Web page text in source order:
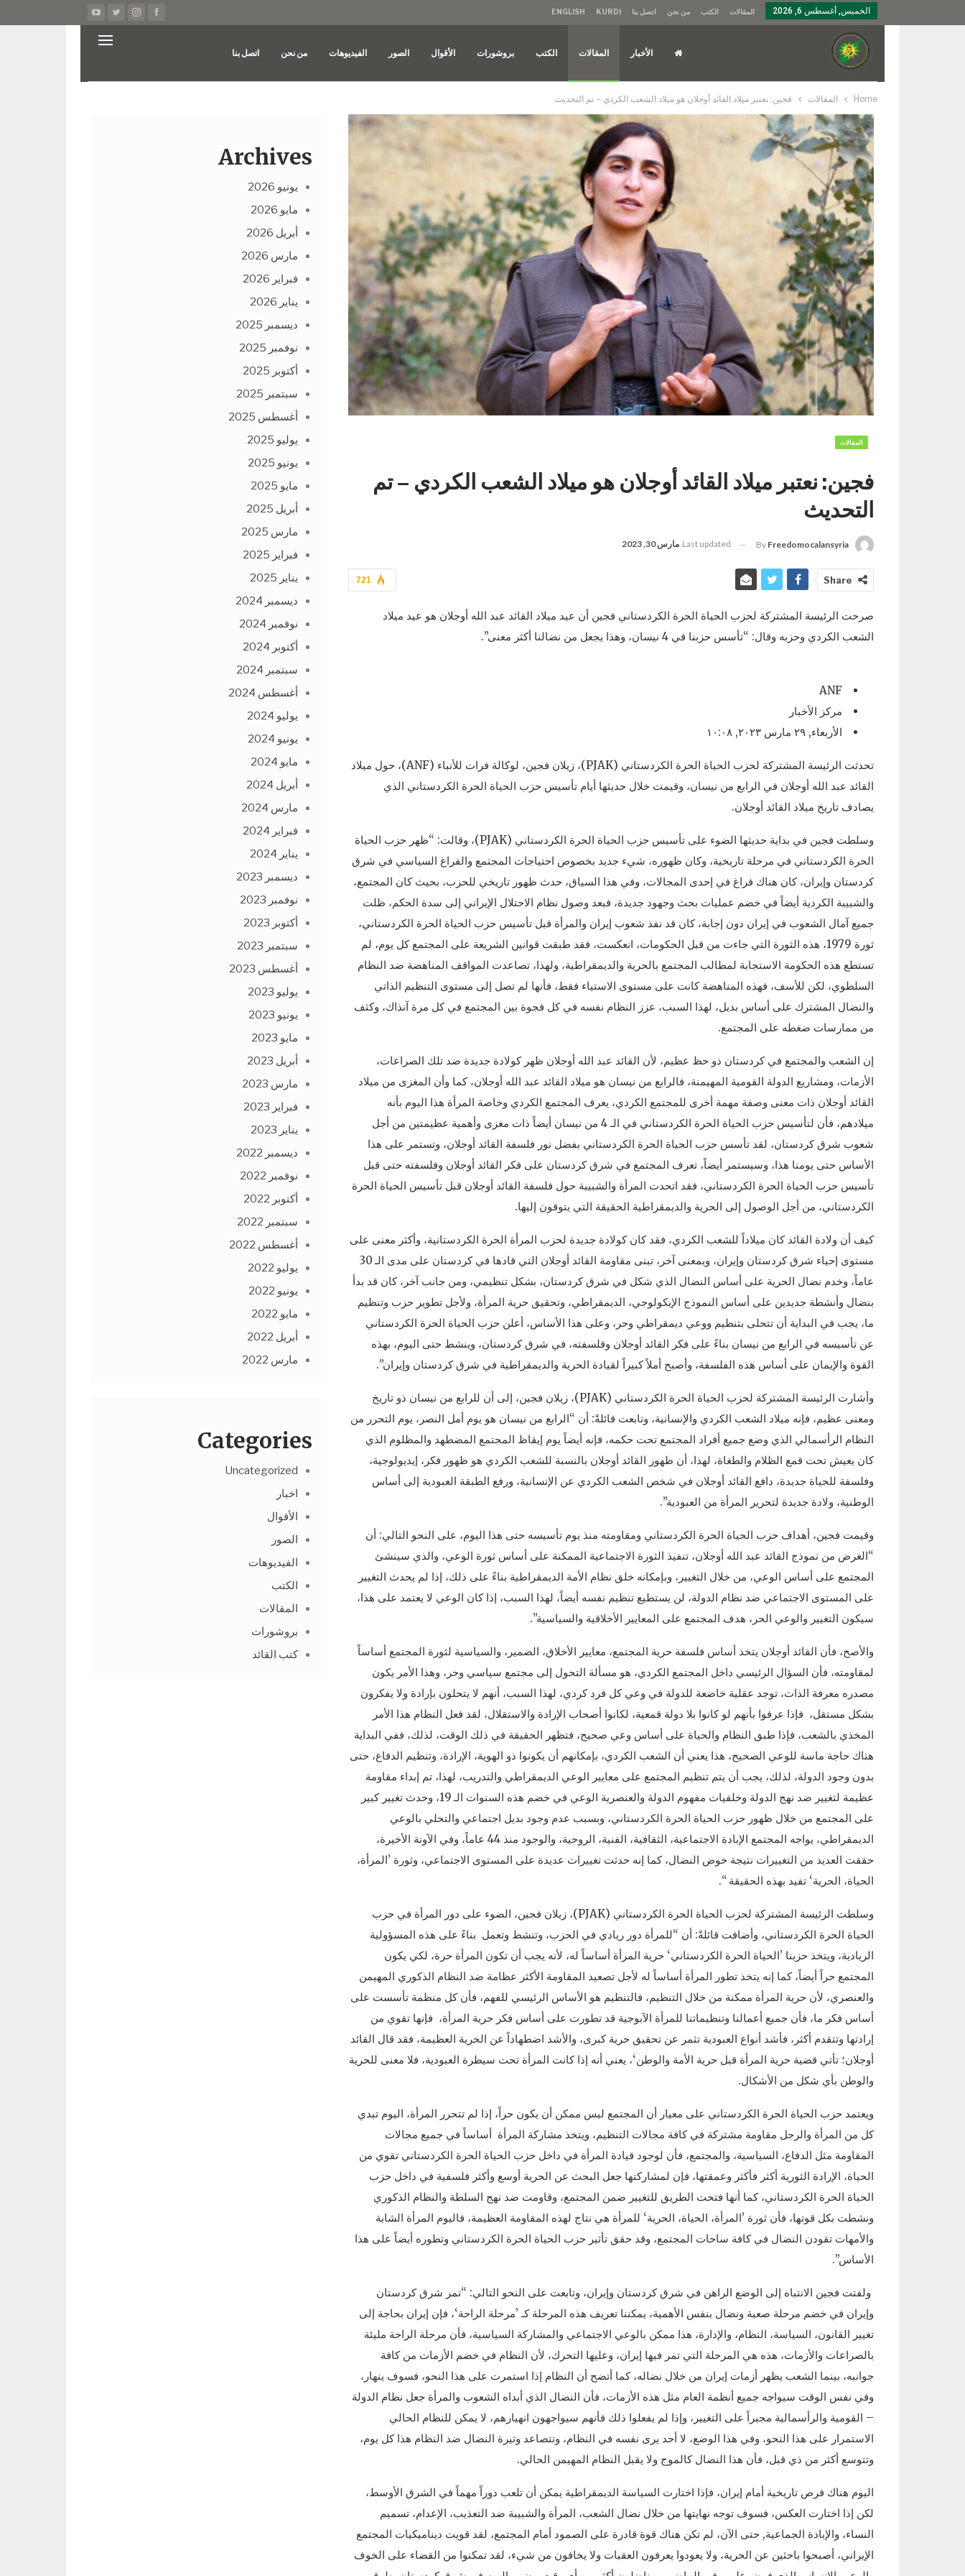
الخميس, أغسطس 6, 2026 المقالات الكتب من نحن اتصل بنا KURDI
ENGLISH
الأخبار المقالات الكتب بروشورات الأقوال الصور الفيديوهات من نحن اتصل بنا
Home المقالات فجين: نعتبر ميلاد القائد أوجلان هو ميلاد الشعب الكردي – تم التحديث
المقالات
فجين: نعتبر ميلاد القائد أوجلان هو ميلاد الشعب الكردي – تم
التحديث
By Freedomocalansyria
Last updated مارس 30, 2023
721 Share
صرحت الرئيسة المشتركة لحزب الحياة الحرة الكردستاني فجين أن عيد ميلاد القائد عبد الله أوجلان هو عيد ميلاد
الشعب الكردي وحزبه وقال: “تأسس حزبنا في 4 نيسان، وهذا يجعل من نضالنا أكثر معنى”.
مركز الأخبار
الأربعاء, ٢٩ مارس ٢٠٢٣, ١٠:٠٨
تحدثت الرئيسة المشتركة لحزب الحياة الحرة الكردستاني (PJAK)، زيلان فجين، لوكالة فرات للأنباء (ANF)، حول ميلاد
القائد عبد الله أوجلان في الرابع من نيسان، وقيمت خلال حديثها أيام تأسيس حزب الحياة الحرة الكردستاني الذي
يصادف تاريخ ميلاد القائد أوجلان.
وسلطت فجين في بداية حديثها الضوء على تأسيس حزب الحياة الحرة الكردستاني (PJAK)، وقالت: “ظهر حزب الحياة
الحرة الكردستاني في مرحلة تاريخية، وكان ظهوره، شيء جديد بخصوص احتياجات المجتمع والفراغ السياسي في شرق
كردستان وإيران، كان هناك فراغ في إحدى المجالات، وفي هذا السياق، حدث ظهور تاريخي للحزب، بحيث كان المجتمع،
والشبيبة الكردية أيضاً في خضم عمليات بحث وجهود جديدة، فبعد وصول نظام الاحتلال الإيراني إلى سدة الحكم، ظلت
جميع آمال الشعوب في إيران دون إجابة، كان قد نفذ شعوب إيران والمرأة قبل تأسيس حزب الحياة الحرة الكردستاني،
ثورة 1979، هذه الثورة التي جاءت من قبل الحكومات، انعكست، فقد طبقت قوانين الشريعة على المجتمع كل يوم، لم
تستطع هذه الحكومة الاستجابة لمطالب المجتمع بالحرية والديمقراطية، ولهذا، تصاعدت المواقف المناهضة ضد النظام
السلطوي، لكن للأسف، فهذه المناهضة كانت على مستوى الاستياء فقط، فأنها لم تصل إلى مستوى التنظيم الذاتي
والنضال المشترك على أساس بديل، لهذا السبب، عزز النظام نفسه في كل فجوة بين المجتمع في كل مرة آنذاك، وكثف
من ممارسات ضغطه على المجتمع.
إن الشعب والمجتمع في كردستان ذو حظ عظيم، لأن القائد عبد الله أوجلان ظهر كولادة جديدة ضد تلك الصراعات،
الأزمات، ومشاريع الدولة القومية المهيمنة، فالرابع من نيسان هو ميلاد القائد عبد الله أوجلان، كما وأن المغزى من ميلاد
القائد أوجلان ذات معنى وصفة مهمة أخرى للمجتمع الكردي، يعرف المجتمع الكردي وخاصة المرأة هذا اليوم بأنه
ميلادهم، فأن لتأسيس حزب الحياة الحرة الكردستاني في الـ 4 من نيسان أيضاً ذات مغزى وأهمية عظيمتين من أجل
شعوب شرق كردستان، لقد تأسس حزب الحياة الحرة الكردستاني بفضل نور فلسفة القائد أوجلان، وتستمر على هذا
الأساس حتى يومنا هذا، وسيستمر أيضاً، تعرف المجتمع في شرق كردستان على فكر القائد أوجلان وفلسفته حتى قبل
تأسيس حزب الحياة الحرة الكردستاني، فقد اتحدت المرأة والشبيبة حول فلسفة القائد أوجلان قبل تأسيس الحياة الحرة
الكردستاني، من أجل الوصول إلى الحرية والديمقراطية الحقيقة التي يتوقون إليها.
كيف أن ولادة القائد كان ميلاداً للشعب الكردي، فقد كان كولادة جديدة لحزب المرأة الحرة الكردستانية، وأكثر معنى على
مستوى إحياء شرق كردستان وإيران، وبمعنى آخر، تبنى مقاومة القائد أوجلان التي قادها في كردستان على مدى الـ 30
عاماً، وخدم نضال الحرية على أساس النضال الذي شكل في شرق كردستان، بشكل تنظيمي، ومن جانب آخر، كان قد بدأ
بنضال وأنشطة جديدين على أساس النموذج الإيكولوجي، الديمقراطي، وتحقيق حرية المرأة، ولأجل تطوير حزب وتنظيم
ما، يجب في البداية أن تتحلى بتنظيم ووعي ديمقراطي وحر، وعلى هذا الأساس، أعلن حزب الحياة الحرة الكردستاني
عن تأسيسه في الرابع من نيسان بناءً على فكر القائد أوجلان وفلسفته، في شرق كردستان، وينشط حتى اليوم، بهذه
القوة والإيمان على أساس هذه الفلسفة، وأصبح أملاً كبيراً لقيادة الحرية والديمقراطية في شرق كردستان وإيران”.
وأشارت الرئيسة المشتركة لحزب الحياة الحرة الكردستاني (PJAK)، زيلان فجين، إلى أن للرابع من نيسان ذو تاريخ
ومعنى عظيم، فإنه ميلاد الشعب الكردي والإنسانية، وتابعت قائلةً: أن “الرابع من نيسان هو يوم أمل النصر، يوم التحرر من
النظام الرأسمالي الذي وضع جميع أفراد المجتمع تحت حكمه، فإنه أيضاً يوم إيقاظ المجتمع المضطهد والمظلوم الذي
كان يعيش تحت قمع الظلام والطغاة، لهذا، أن ظهور القائد أوجلان بالنسبة للشعب الكردي هو ظهور فكر، إيديولوجية،
وفلسفة للحياة جديدة، دافع القائد أوجلان في شخص الشعب الكردي عن الإنسانية، ورفع الطبقة العبودية إلى أساس
الوطنية، ولادة جديدة لتحرير المرأة من العبودية”.
وقيمت فجين، أهداف حزب الحياة الحرة الكردستاني ومقاومته منذ يوم تأسيسه حتى هذا اليوم، على النحو التالي: أن
“الغرض من نموذج القائد عبد الله أوجلان، تنفيذ الثورة الاجتماعية الممكنة على أساس ثورة الوعي، والذي سينشئ
المجتمع على أساس الوعي، من خلال التغيير، وبإمكانه خلق نظام الأمة الديمقراطية بناءً على ذلك، إذا لم يحدث التغيير
على المستوى الاجتماعي ضد نظام الدولة، لن يستطيع تنظيم نفسه أيضاً، لهذا السبب، إذا كان الوعي لا يعتمد على هذا،
سيكون التغيير والوعي الحر، هدف المجتمع على المعايير الأخلاقية والسياسية”.
والأصح، فأن القائد أوجلان يتخذ أساس فلسفة حرية المجتمع، معايير الأخلاق، الضمير، والسياسية لثورة المجتمع أساساً
لمقاومته، فأن السؤال الرئيسي داخل المجتمع الكردي، هو مسألة التحول إلى مجتمع سياسي وحر، وهذا الأمر يكون
مصدره معرفة الذات، توجد عقلية خاضعة للدولة في وعي كل فرد كردي، لهذا السبب، أنهم لا يتحلون بإرادة ولا يفكرون
بشكل مستقل، فإذا عرفوا بأنهم لو كانوا بلا دولة قمعية، لكانوا أصحاب الإرادة والاستقلال، لقد فعل النظام هذا الأمر
المخذي بالشعب، فإذا طبق النظام والحياة على أساس وعي صحيح، فتظهر الحقيقة في ذلك الوقت، لذلك، ففي البداية
هناك حاجة ماسة للوعي الصحيح، هذا يعني أن الشعب الكردي، بإمكانهم أن يكونوا ذو الهوية، الإرادة، وتنظيم الدفاع، حتى
بدون وجود الدولة، لذلك، يجب أن يتم تنظيم المجتمع على معايير الوعي الديمقراطي والتدريب، لهذا، تم إبداء مقاومة
عظيمة لتغيير ضد نهج الدولة وخلفيات مفهوم الدولة والعنصرية الوعي في خضم هذه السنوات الـ 19، وحدث تغيير كبير
على المجتمع من خلال ظهور حزب الحياة الحرة الكردستاني، وبسبب عدم وجود بديل اجتماعي والتحلي بالوعي
الديمقراطي، يواجه المجتمع الإبادة الاجتماعية، الثقافية، الفنية، الروحية، والوجود منذ 44 عاماً، وفي الآونة الأخيرة،
حققت العديد من التغييرات نتيجة خوض النضال، كما إنه حدثت تغييرات عديدة على المستوى الاجتماعي، وثورة ’المرأة،
الحياة، الحرية‘ تفيد بهذه الحقيقة “.
وسلطت الرئيسة المشتركة لحزب الحياة الحرة الكردستاني (PJAK)، زيلان فجين، الضوء على دور المرأة في حزب
الحياة الحرة الكردستاني، وأضافت قائلةً: أن “للمرأة دور ريادي في الحزب، وتنشط وتعمل بناءً على هذه المسؤولية
الريادية، ويتخذ حزبنا ’الحياة الحرة الكردستاني‘ حرية المرأة أساساً له، لأنه يجب أن تكون المرأة حرة، لكي يكون
المجتمع حراً أيضاً، كما إنه يتخذ تطور المرأة أساساً له لأجل تصعيد المقاومة الأكثر عظامة ضد النظام الذكوري المهيمن
والعنصري، لأن حرية المرأة ممكنة من خلال التنظيم، فالتنظيم هو الأساس الرئيسي للفهم، فأن كل منظمة تأسست على
أساس فكر ما، فأن جميع أعمالنا وتنظيماتنا للمرأة الآبوجية قد تطورت على أساس فكر حرية المرأة، فإنها تقوي من
إرادتها وتتقدم أكثر، فأشد أنواع العبودية تثمر عن تحقيق حرية كبرى، والأشد اضطهاداً عن الحرية العظيمة، فقد قال القائد
أوجلان؛ تأتي قضية حرية المرأة قبل حرية الأمة والوطن‘، يعني أنه إذا كانت المرأة تحت سيطرة العبودية، فلا معنى للحرية
والوطن بأي شكل من الأشكال.
ويعتمد حزب الحياة الحرة الكردستاني على معيار أن المجتمع ليس ممكن أن يكون حراً، إذا لم تتحرر المرأة، اليوم تبدي
كل من المرأة والرجل مقاومة مشتركة في كافة مجالات التنظيم، ويتخذ مشاركة المرأة أساساً في جميع مجالات
المقاومة مثل الدفاع، السياسية، والمجتمع، فأن لوجود قيادة المرأة في داخل حزب الحياة الحرة الكردستاني تقوي من
الحياة، الإرادة الثورية أكثر فأكثر وعمقتها، فإن لمشاركتها جعل البحث عن الحرية أوسع وأكثر فلسفية في داخل حزب
الحياة الحرة الكردستاني، كما أنها فتحت الطريق للتغيير ضمن المجتمع، وقاومت ضد نهج السلطة والنظام الذكوري
ونشطت بكل قوتها، فأن ثورة ’المرأة، الحياة، الحرية‘ للمرأة هي نتاج لهذه المقاومة العظيمة، فاليوم المرأة الشابة
والأمهات تقودن النضال في كافة ساحات المجتمع، وقد حقق تأثير حزب الحياة الحرة الكردستاني وتطوره أيضاً على هذا
الأساس”.
ولفتت فجين الانتباه إلى الوضع الراهن في شرق كردستان وإيران، وتابعت على النحو التالي: “تمر شرق كردستان
وإيران في خضم مرحلة صعبة ونضال بنفس الأهمية، يمكننا تعريف هذه المرحلة كـ ’مرحلة الراحة‘، فإن إيران بحاجة إلى
تغيير القانون، السياسة، النظام، والإدارة، هذا ممكن بالوعي الاجتماعي والمشاركة السياسية، فأن مرحلة الراحة مليئة
بالصراعات والأزمات، هذه هي المرحلة التي تمر فيها إيران، وعليها التحرك، لأن النظام في خضم الأزمات من كافة
جوانبه، بينما الشعب يظهر أزمات إيران من خلال نضاله، كما أتضح أن النظام إذا استمرت على هذا النحو، فسوف ينهار،
وفي نفس الوقت سيواجه جميع أنظمة العام مثل هذه الأزمات، فأن النضال الذي أبداه الشعوب والمرأة جعل نظام الدولة
– القومية والرأسمالية مجبراً على التغيير، وإذا لم يفعلوا ذلك فأنهم سيواجهون انهيارهم، لا يمكن للنظام الحالي
الاستمرار على هذا النحو، وفي هذا الوضع، لا أحد يرى نفسه في النظام، وتتصاعد وتيرة النضال ضد النظام هذا كل يوم،
وتتوسع أكثر من ذي قبل، فأن هذا النضال كالموج ولا يقبل النظام المهيمن الحالي.
اليوم هناك فرص تاريخية أمام إيران، فإذا اختارت السياسة الديمقراطية يمكن أن تلعب دوراً مهماً في الشرق الأوسط،
لكن إذا اختارت العكس، فسوف توجه نهايتها من خلال نضال الشعب، المرأة والشبيبة ضد التعذيب، الإعدام، تسميم
النساء، والإبادة الجماعية, حتى الآن، لم تكن هناك قوة قادرة على الصمود أمام المجتمع، لقد قويت ديناميكيات المجتمع
الإيراني، أصبحوا باحثين عن الحرية، ولا يعودوا يعرفون العقبات ولا يخافون من شيء، لقد تمكنوا من القضاء على الخوف
Archives
يونيو 2026
مايو 2026
أبريل 2026
مارس 2026
فبراير 2026
يناير 2026
ديسمبر 2025
نوفمبر 2025
أكتوبر 2025
سبتمبر 2025
أغسطس 2025
يوليو 2025
يونيو 2025
مايو 2025
أبريل 2025
مارس 2025
فبراير 2025
يناير 2025
ديسمبر 2024
نوفمبر 2024
أكتوبر 2024
سبتمبر 2024
أغسطس 2024
يوليو 2024
يونيو 2024
مايو 2024
أبريل 2024
مارس 2024
فبراير 2024
يناير 2024
ديسمبر 2023
نوفمبر 2023
أكتوبر 2023
سبتمبر 2023
أغسطس 2023
يوليو 2023
يونيو 2023
مايو 2023
أبريل 2023
مارس 2023
فبراير 2023
يناير 2023
ديسمبر 2022
نوفمبر 2022
أكتوبر 2022
سبتمبر 2022
أغسطس 2022
يوليو 2022
يونيو 2022
مايو 2022
أبريل 2022
مارس 2022
Categories
Uncategorized
اخبار
الأقوال
الصور
الفيديوهات
الكتب
المقالات
بروشورات
كتب القائد